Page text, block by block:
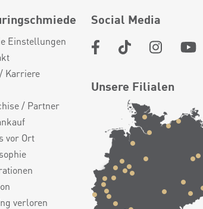
Einstellungen
Karriere
/ Partner
vor Ort
verloren
Social Media
Unsere Filialen